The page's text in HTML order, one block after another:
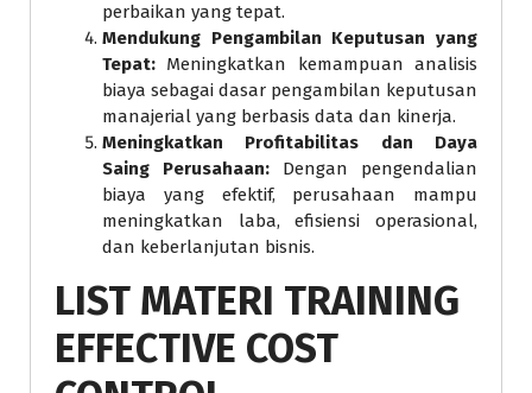
perbaikan yang tepat.
Mendukung Pengambilan Keputusan yang
Tepat: Meningkatkan kemampuan analisis
biaya sebagai dasar pengambilan keputusan
manajerial yang berbasis data dan kinerja.
Meningkatkan Profitabilitas dan Daya
Saing Perusahaan: Dengan pengendalian
biaya yang efektif, perusahaan mampu
meningkatkan laba, efisiensi operasional,
dan keberlanjutan bisnis.
LIST MATERI TRAINING
EFFECTIVE COST